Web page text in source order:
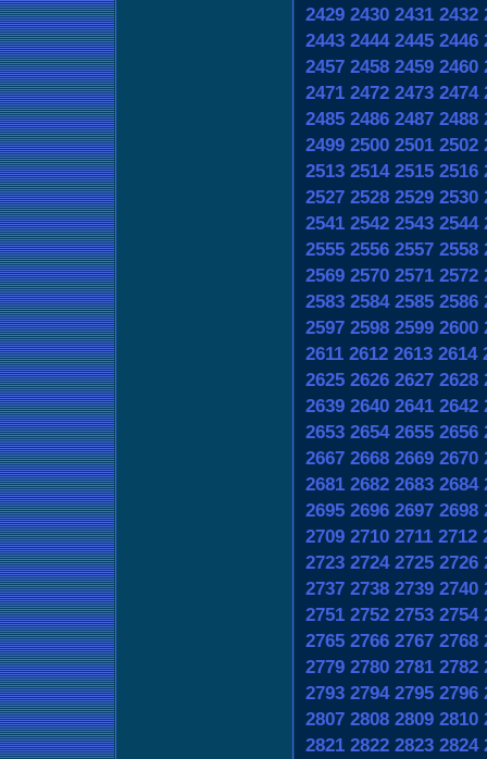
2429 2430 2431 2432
2443 2444 2445 2446
2457 2458 2459 2460
2471 2472 2473 2474
2485 2486 2487 2488
2499 2500 2501 2502
2513 2514 2515 2516
2527 2528 2529 2530
2541 2542 2543 2544
2555 2556 2557 2558
2569 2570 2571 2572
2583 2584 2585 2586
2597 2598 2599 2600
2611 2612 2613 2614
2625 2626 2627 2628
2639 2640 2641 2642
2653 2654 2655 2656
2667 2668 2669 2670
2681 2682 2683 2684
2695 2696 2697 2698
2709 2710 2711 2712
2723 2724 2725 2726
2737 2738 2739 2740
2751 2752 2753 2754
2765 2766 2767 2768
2779 2780 2781 2782
2793 2794 2795 2796
2807 2808 2809 2810
2821 2822 2823 2824